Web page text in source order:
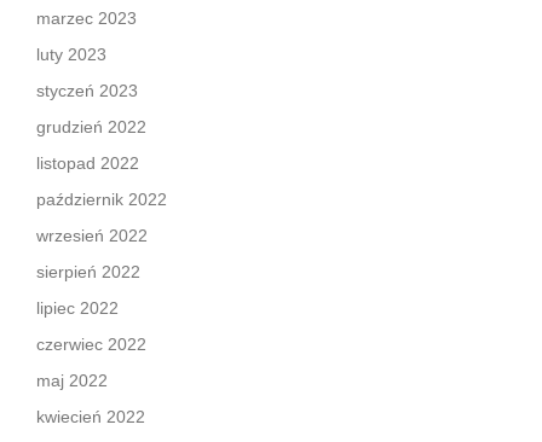
marzec 2023
luty 2023
styczeń 2023
grudzień 2022
listopad 2022
październik 2022
wrzesień 2022
sierpień 2022
lipiec 2022
czerwiec 2022
maj 2022
kwiecień 2022